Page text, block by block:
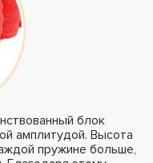
блок
амплитудой. Высота
пружине больше,